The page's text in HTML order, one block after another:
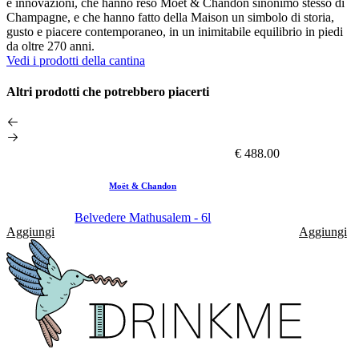
Champagne, e che hanno fatto della Maison un simbolo di storia,
gusto e piacere contemporaneo, in un inimitabile equilibrio in piedi
da oltre 270 anni.
Vedi i prodotti della cantina
Altri prodotti che potrebbero piacerti
€ 488.00
Moët & Chandon
Belvedere Mathusalem - 6l
Aggiungi
Aggiungi